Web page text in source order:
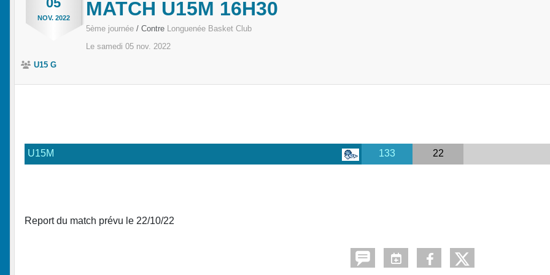
NOV. 2022 MATCH U15M 16H30
5ème journée / Contre Longuenée Basket Club
Le samedi 05 nov. 2022
U15 G
U15M 133 22
Report du match prévu le 22/10/22